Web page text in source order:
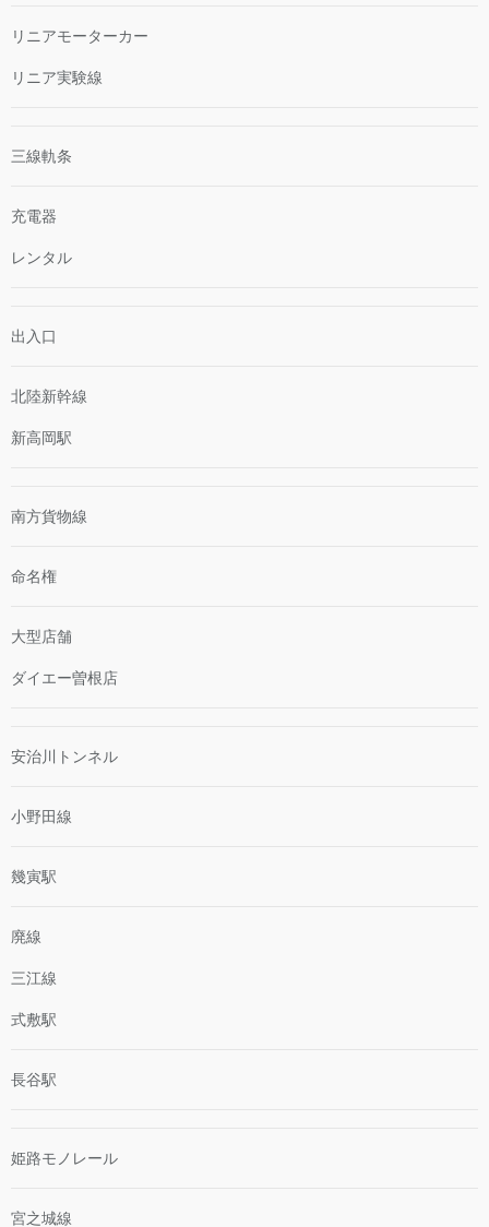
リニアモーターカー
リニア実験線
三線軌条
充電器
レンタル
出入口
北陸新幹線
新高岡駅
南方貨物線
命名権
大型店舗
ダイエー曽根店
安治川トンネル
小野田線
幾寅駅
廃線
三江線
式敷駅
長谷駅
姫路モノレール
宮之城線